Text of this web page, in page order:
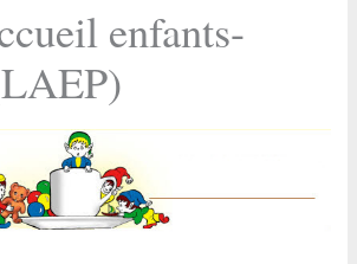
enfants-